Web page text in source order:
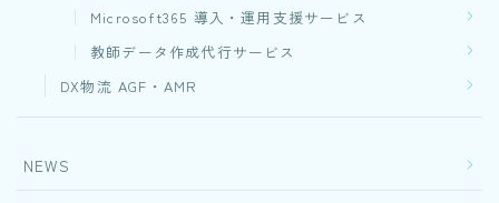
Microsoft365 導入・運用支援サービス
教師データ作成代行サービス
DX物流 AGF・AMR
NEWS